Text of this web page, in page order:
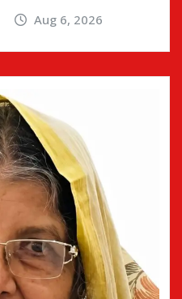
Aug 6, 2026